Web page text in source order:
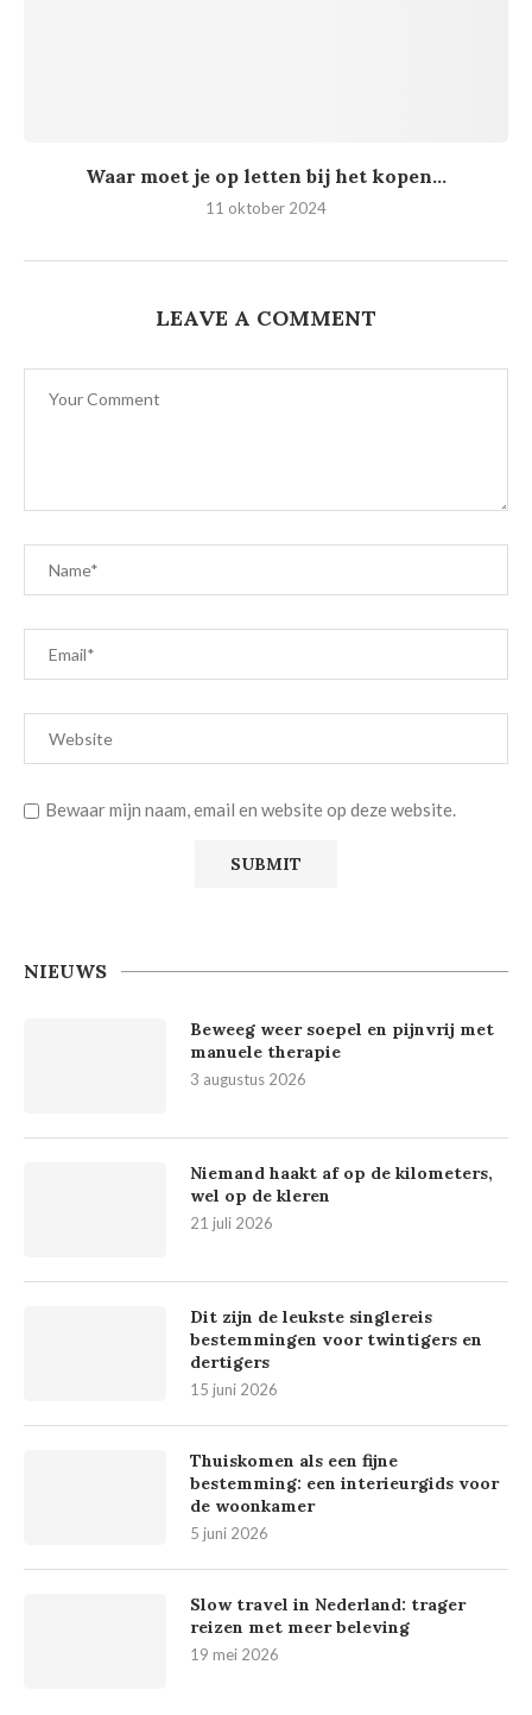
Waar moet je op letten bij het kopen...
11 oktober 2024
LEAVE A COMMENT
Bewaar mijn naam, email en website op deze website.
NIEUWS
Beweeg weer soepel en pijnvrij met
manuele therapie
3 augustus 2026
Niemand haakt af op de kilometers,
wel op de kleren
21 juli 2026
Dit zijn de leukste singlereis
bestemmingen voor twintigers en
dertigers
15 juni 2026
Thuiskomen als een fijne
bestemming: een interieurgids voor
de woonkamer
5 juni 2026
Slow travel in Nederland: trager
reizen met meer beleving
19 mei 2026